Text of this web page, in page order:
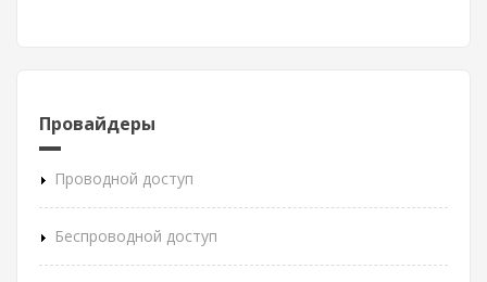
Провайдеры
Проводной доступ
Беспроводной доступ